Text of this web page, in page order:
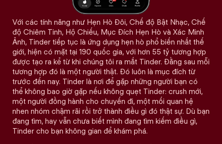
Với các tính năng như Hẹn Hò Đôi, Chế độ Bật Nhạc, Chế
độ Chiêm Tinh, Hộ Chiếu, Mục Đích Hẹn Hò và Xác Minh
Ảnh, Tinder tiếp tục là ứng dụng hẹn hò phổ biến nhất thế
giới, hiện có mặt tại 190 quốc gia, với hơn 55 tỷ tương hợp
được tạo ra kể từ khi chúng tôi ra mắt Tinder. Đằng sau mỗi
tương hợp đó là một người thật. Đó luôn là mục đích từ
trước đến nay. Tinder là nơi để gặp những người bạn có
thể không bao giờ gặp nếu không quẹt Tinder: crush mới,
một người đồng hành cho chuyến đi, một mối quan hệ
nhen nhóm chậm rãi rồi trở thành điều gì đó thật sự. Dù bạn
đang tìm, hay vẫn chưa biết mình đang tìm kiếm điều gì,
Tinder cho bạn không gian để khám phá.